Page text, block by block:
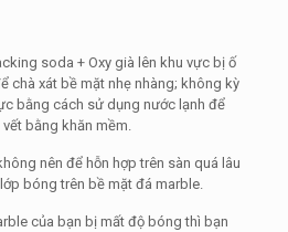
soda + Oxy già lên khu vực bị ố
chà xát bề mặt nhẹ nhàng; không kỳ
bằng cách sử dụng nước lạnh để
bằng khăn mềm.
nên để hỗn hợp trên sàn quá lâu
bóng trên bề mặt đá marble.
của bạn bị mất độ bóng thì bạn